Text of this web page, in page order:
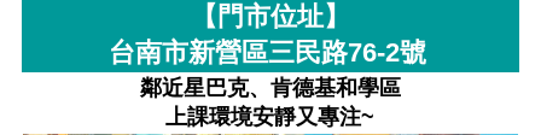
【門市位址】
台南市新營區三民路76-2號
鄰近星巴克、肯德基和學區
上課環境安靜又專注~